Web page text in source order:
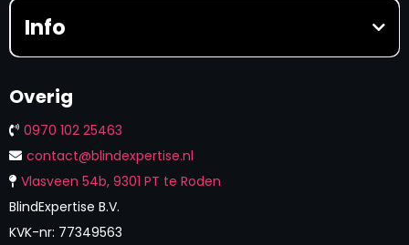
Prijzen
AI Masterclasses
AI Masterclass advanced
Getuigenissen
Toegang geven
Contact
Partnerprogramma
Groeigesprek
Websitereview
Info
Kennisondernemers
Vacatures
Nieuws
Zo werken we
Overig
0970 102 25463
contact@blindexpertise.nl
Vlasveen 54b, 9301 PT te Roden
BlindExpertise B.V.
KVK-nr: 77349563